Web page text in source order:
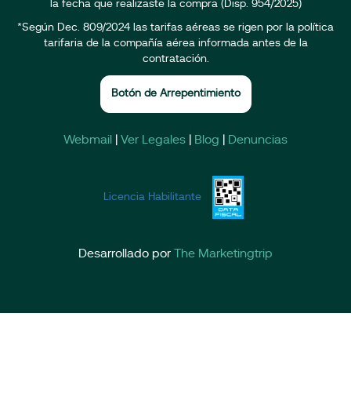
la fecha que realizaste la compra (Disp. 954/2025)
*Según Dec. 809/2024 las tarifas aéreas se rigen por la política
tarifaria de la compañía aérea informada antes de la
contratación.
Botón de Arrepentimiento
Webmail Ver Legales Blog Denuncias
Licencia Habilitante
Desarrollado por The Marketingtrip